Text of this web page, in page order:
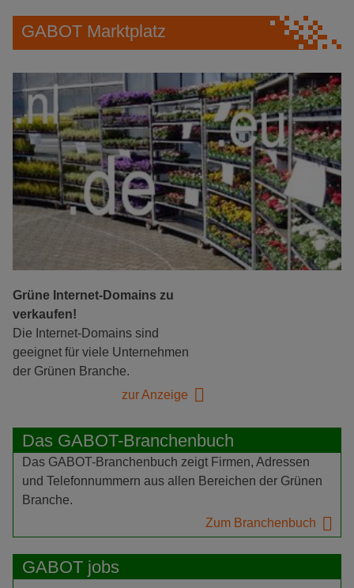
GABOT Marktplatz
Grüne Internet-Domains zu
verkaufen!
Die Internet-Domains sind
geeignet für viele Unternehmen
der Grünen Branche.
zur Anzeige
Das GABOT-Branchenbuch
Das GABOT-Branchenbuch zeigt Firmen, Adressen
und Telefonnummern aus allen Bereichen der Grünen
Branche.
Zum Branchenbuch
GABOT jobs